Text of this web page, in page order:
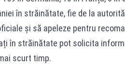
în străinătate, fie de la
și să apeleze pentru
în străinătate pot solicita
scurt timp.